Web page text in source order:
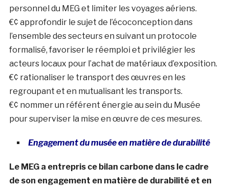
personnel du MEG et limiter les voyages aériens.
€¢ approfondir le sujet de l’écoconception dans
l’ensemble des secteurs en suivant un protocole
formalisé, favoriser le réemploi et privilégier les
acteurs locaux pour l’achat de matériaux d’exposition.
€¢ rationaliser le transport des œuvres en les
regroupant et en mutualisant les transports.
€¢ nommer un référent énergie au sein du Musée
pour superviser la mise en œuvre de ces mesures.
Engagement du musée en matière de durabilité
Le MEG a entrepris ce bilan carbone dans le cadre
de son engagement en matière de durabilité et en